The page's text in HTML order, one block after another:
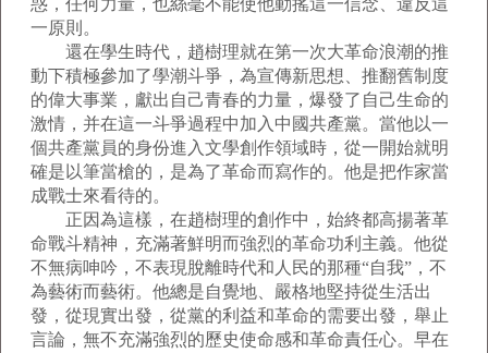
惑，任何力量，也絲毫不能使他動搖這一信念、違反這
一原則。
還在學生時代，趙樹理就在第一次大革命浪潮的推
動下積極參加了學潮斗爭，為宣傳新思想、推翻舊制度
的偉大事業，獻出自己青春的力量，爆發了自己生命的
激情，并在這一斗爭過程中加入中國共產黨。當他以一
個共產黨員的身份進入文學創作領域時，從一開始就明
確是以筆當槍的，是為了革命而寫作的。他是把作家當
成戰士來看待的。
正因為這樣，在趙樹理的創作中，始終都高揚著革
命戰斗精神，充滿著鮮明而強烈的革命功利主義。他從
不無病呻吟，不表現脫離時代和人民的那種“自我”，不
為藝術而藝術。他總是自覺地、嚴格地堅持從生活出
發，從現實出發，從黨的利益和革命的需要出發，舉止
言論，無不充滿強烈的歷史使命感和革命責任心。早在